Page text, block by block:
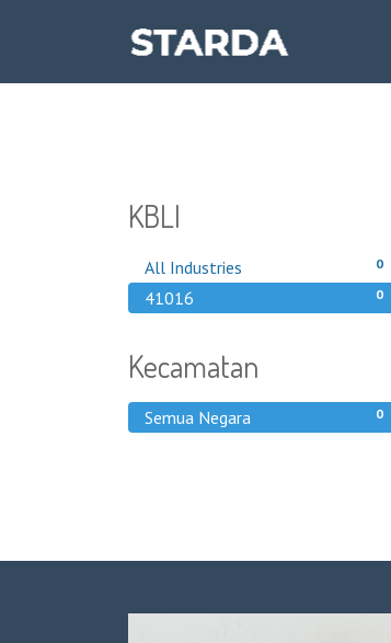
KBLI
0
All Industries
0
41016
Kecamatan
0
Semua Negara